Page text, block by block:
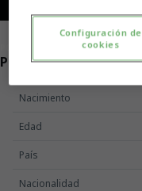
PORTERA
Nacimiento
Edad
País
Nacionalidad
Configuración de
cookies